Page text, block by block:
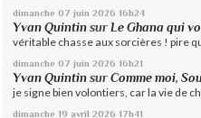
dimanche 07 juin 2026 16h24
Yvan Quintin surLe Ghana qui
véritable chasse aux sorcières ! pire
dimanche 07 juin 2026 16h21
Yvan Quintin surComme moi,
je signe bien volontiers, car la vie de
dimanche 19 avril 2026 17h41